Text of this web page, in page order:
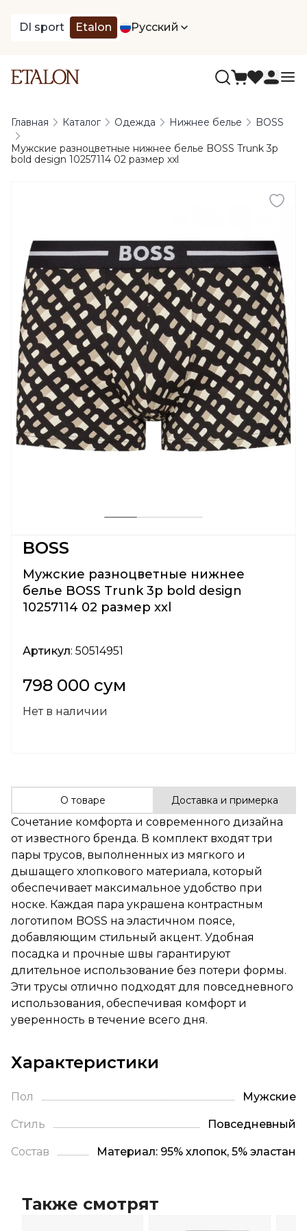
DI sport Etalon Русский
Главная Каталог Одежда Нижнее белье BOSS
Мужские разноцветные нижнее белье BOSS Trunk 3p
bold design 10257114 02 размер xxl
BOSS
Мужские разноцветные нижнее
белье BOSS Trunk 3p bold design
10257114 02 размер xxl
Артикул: 50514951
798 000 сум
Нет в наличии
О товаре Доставка и примерка
Сочетание комфорта и современного дизайна
от известного бренда. В комплект входят три
пары трусов, выполненных из мягкого и
дышащего хлопкового материала, который
обеспечивает максимальное удобство при
носке. Каждая пара украшена контрастным
логотипом BOSS на эластичном поясе,
добавляющим стильный акцент. Удобная
посадка и прочные швы гарантируют
длительное использование без потери формы.
Эти трусы отлично подходят для повседневного
использования, обеспечивая комфорт и
уверенность в течение всего дня.
Характеристики
Пол Мужские
Стиль Повседневный
Состав Материал: 95% хлопок, 5% эластан
Также смотрят